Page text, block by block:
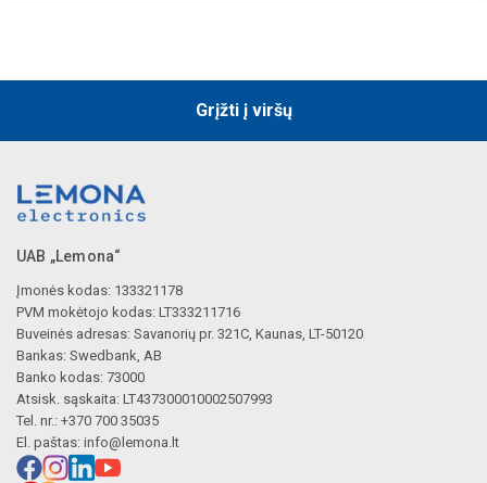
Grįžti į viršų
UAB „Lemona“
Įmonės kodas: 133321178
PVM mokėtojo kodas: LT333211716
Buveinės adresas: Savanorių pr. 321C, Kaunas, LT-50120
Bankas: Swedbank, AB
Banko kodas: 73000
Atsisk. sąskaita: LT437300010002507993
Tel. nr.: +370 700 35035
El. paštas: info@lemona.lt